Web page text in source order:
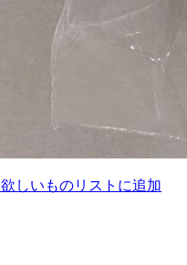
欲しいものリストに追加